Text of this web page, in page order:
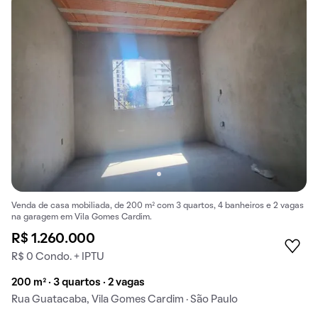
Venda de casa mobiliada, de 200 m² com 3 quartos, 4 banheiros e 2 vagas
na garagem em Vila Gomes Cardim.
R$ 1.260.000
R$ 0 Condo. + IPTU
200 m² · 3 quartos · 2 vagas
Rua Guatacaba, Vila Gomes Cardim · São Paulo